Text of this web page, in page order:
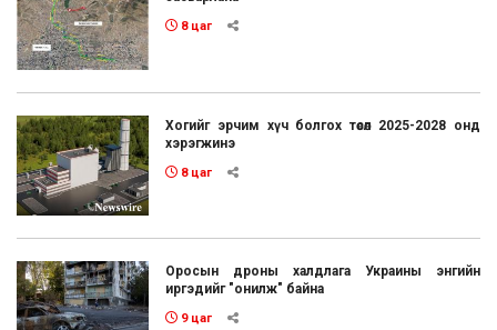
8 цаг
Хогийг эрчим хүч болгох төсөл 2025-2028 онд
хэрэгжинэ
8 цаг
Оросын дроны халдлага Украины энгийн
иргэдийг "онилж" байна
9 цаг